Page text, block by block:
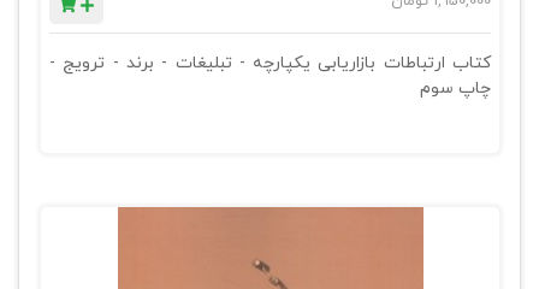
کتاب ارتباطات بازاریابی یکپارچه - تبلیغات - برند - ترویج -
چاپ سوم